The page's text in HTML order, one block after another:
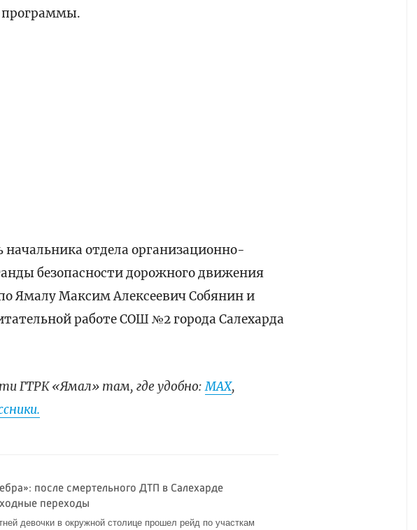
программы.
отдела организационно-
безопасности дорожного движения
Ямалу Максим Алексеевич Собянин и
работе СОШ №2 города Салехарда
ГТРК «Ямал» там, где удобно:МАХ,
после смертельного ДТП в Салехарде
переходы
девочки в окружной столице прошел рейд по участкам